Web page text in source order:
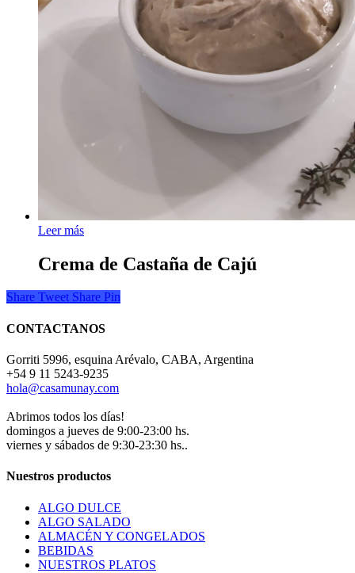
Leer más
Crema de Castaña de Cajú
Share Tweet Share Pin
CONTACTANOS
Gorriti 5996, esquina Arévalo, CABA, Argentina
+54 9 11 5243-9235
hola@casamunay.com
Abrimos todos los días!
domingos a jueves de 9:00-23:00 hs.
viernes y sábados de 9:30-23:30 hs..
Nuestros productos
ALGO DULCE
ALGO SALADO
ALMACÉN Y CONGELADOS
BEBIDAS
NUESTROS PLATOS